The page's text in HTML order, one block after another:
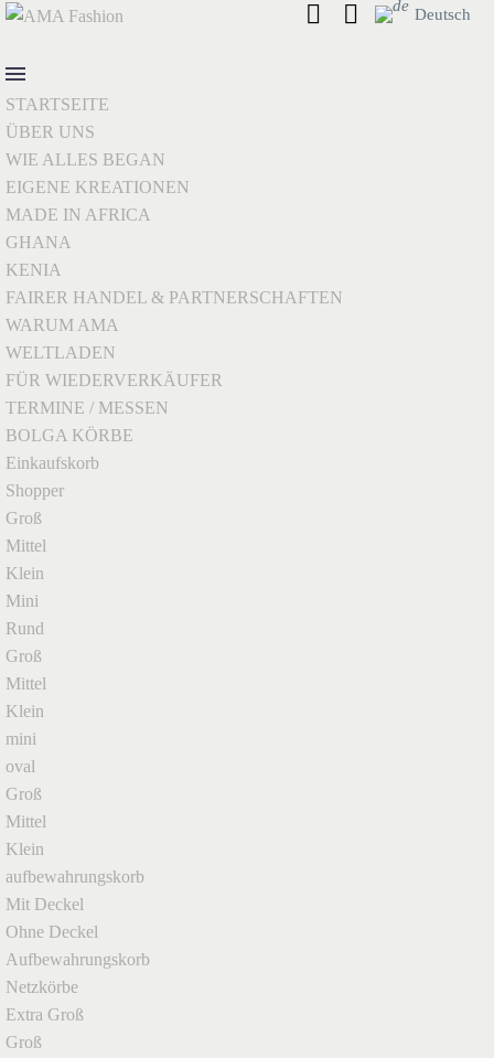
Deutsch
STARTSEITE
ÜBER UNS
WIE ALLES BEGAN
EIGENE KREATIONEN
MADE IN AFRICA
GHANA
KENIA
FAIRER HANDEL & PARTNERSCHAFTEN
WARUM AMA
WELTLADEN
FÜR WIEDERVERKÄUFER
TERMINE / MESSEN
BOLGA KÖRBE
Einkaufskorb
Shopper
Groß
Mittel
Klein
Mini
Rund
Groß
Mittel
Klein
mini
oval
Groß
Mittel
Klein
aufbewahrungskorb
Mit Deckel
Ohne Deckel
Aufbewahrungskorb
Netzkörbe
Extra Groß
Groß